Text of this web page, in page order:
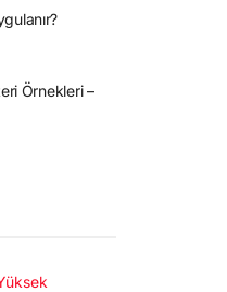
Örnekleri –